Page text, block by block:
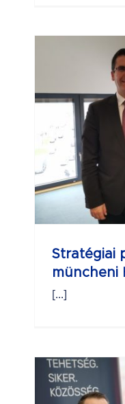
Stratégiai
müncheni
[...]